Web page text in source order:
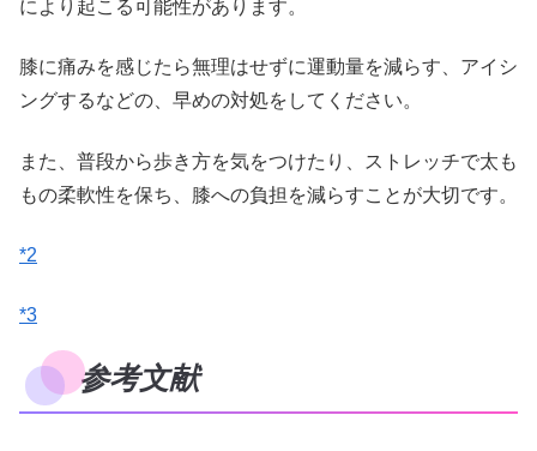
により起こる可能性があります。
膝に痛みを感じたら無理はせずに運動量を減らす、アイシ
ングするなどの、早めの対処をしてください。
また、普段から歩き方を気をつけたり、ストレッチで太も
もの柔軟性を保ち、膝への負担を減らすことが大切です。
*2
*3
参考文献